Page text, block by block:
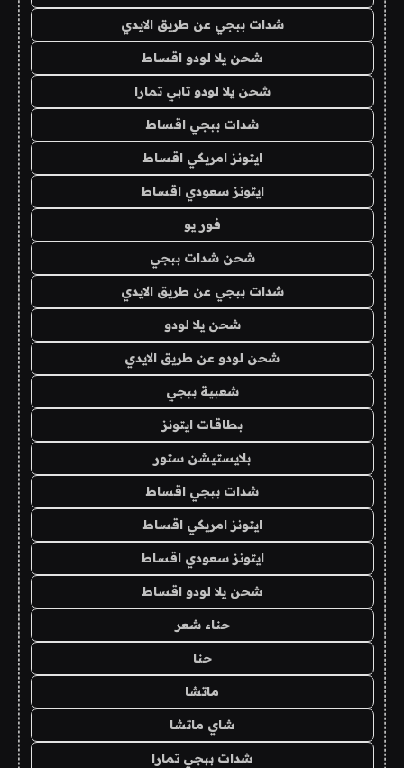
شدات ببجي عن طريق الايدي
شحن يلا لودو اقساط
شحن يلا لودو تابي تمارا
شدات ببجي اقساط
ايتونز امريكي اقساط
ايتونز سعودي اقساط
فور يو
شحن شدات ببجي
شدات ببجي عن طريق الايدي
شحن يلا لودو
شحن لودو عن طريق الايدي
شعبية ببجي
بطاقات ايتونز
بلايستيشن ستور
شدات ببجي اقساط
ايتونز امريكي اقساط
ايتونز سعودي اقساط
شحن يلا لودو اقساط
حناء شعر
حنا
ماتشا
شاي ماتشا
شدات ببجي تمارا